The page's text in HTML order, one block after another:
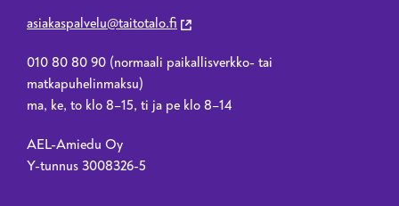
asiakaspalvelu@taitotalo.fi
010 80 80 90 (normaali paikallisverkko- tai
matkapuhelinmaksu)
ma, ke, to klo 8–15, ti ja pe klo 8–14
AEL-Amiedu Oy
Y-tunnus 3008326-5